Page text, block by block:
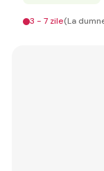
3 - 7 zile(La